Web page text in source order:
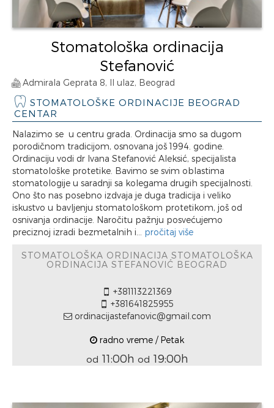
Stomatološka ordinacija
Stefanović
Admirala Geprata 8, II ulaz, Beograd
STOMATOLOŠKE ORDINACIJE BEOGRAD
CENTAR
Nalazimo se u centru grada. Ordinacija smo sa dugom
porodičnom tradicijom, osnovana još 1994. godine.
Ordinaciju vodi dr Ivana Stefanović Aleksić, specijalista
stomatološke protetike. Bavimo se svim oblastima
stomatologije u saradnji sa kolegama drugih specijalnosti.
Ono što nas posebno izdvaja je duga tradicija i veliko
iskustvo u bavljenju stomatološkom protetikom, još od
osnivanja ordinacije. Naročitu pažnju posvećujemo
preciznoj izradi bezmetalnih i... pročitaj više
STOMATOLOŠKA ORDINACIJA STOMATOLOŠKA
ORDINACIJA STEFANOVIĆ BEOGRAD
+381113221369
+381641825955
ordinacijastefanovic@gmail.com
radno vreme / Petak
od 11:00h od 19:00h